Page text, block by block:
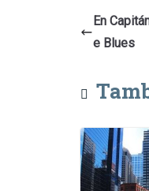
En
e Blues